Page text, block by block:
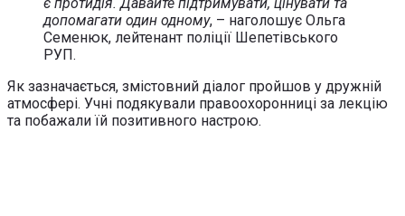
допомагати один одному, – наголошує Ольга
Семенюк, лейтенант поліції Шепетівського
РУП.
Як зазначається, змістовний діалог пройшов у дружній
атмосфері. Учні подякували правоохоронниці за лекцію
та побажали їй позитивного настрою.